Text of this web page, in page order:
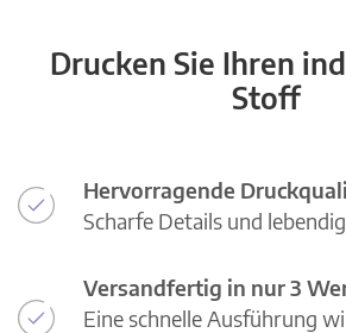
Drucken Sie Ihren
Stoff
Hervorragende
Scharfe Details und
Versandfertig in nur 3
Eine schnelle Ausführung